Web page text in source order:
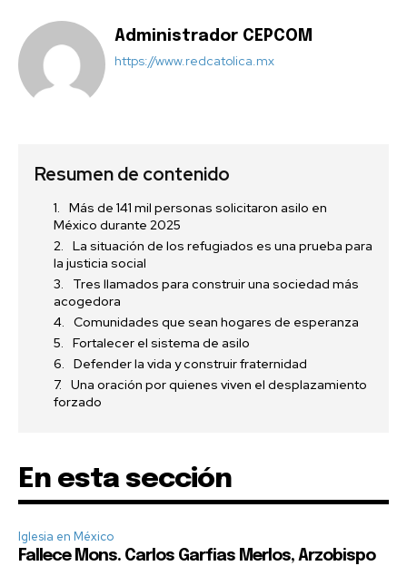
Administrador CEPCOM
https://www.redcatolica.mx
Resumen de contenido
Más de 141 mil personas solicitaron asilo en
México durante 2025
La situación de los refugiados es una prueba para
la justicia social
Tres llamados para construir una sociedad más
acogedora
Comunidades que sean hogares de esperanza
Fortalecer el sistema de asilo
Defender la vida y construir fraternidad
Una oración por quienes viven el desplazamiento
forzado
En esta sección
Iglesia en México
Fallece Mons. Carlos Garfias Merlos, Arzobispo